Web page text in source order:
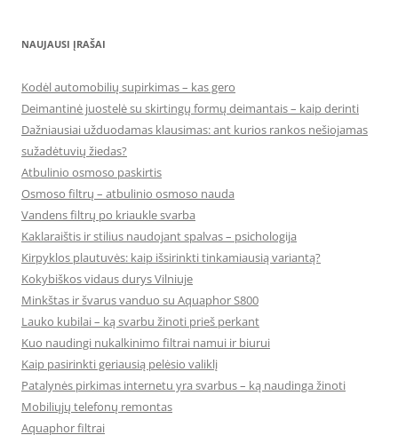
NAUJAUSI ĮRAŠAI
Kodėl automobilių supirkimas – kas gero
Deimantinė juostelė su skirtingų formų deimantais – kaip derinti
Dažniausiai užduodamas klausimas: ant kurios rankos nešiojamas
sužadėtuvių žiedas?
Atbulinio osmoso paskirtis
Osmoso filtrų – atbulinio osmoso nauda
Vandens filtrų po kriaukle svarba
Kaklaraištis ir stilius naudojant spalvas – psichologija
Kirpyklos plautuvės: kaip išsirinkti tinkamiausią variantą?
Kokybiškos vidaus durys Vilniuje
Minkštas ir švarus vanduo su Aquaphor S800
Lauko kubilai – ką svarbu žinoti prieš perkant
Kuo naudingi nukalkinimo filtrai namui ir biurui
Kaip pasirinkti geriausią pelėsio valiklį
Patalynės pirkimas internetu yra svarbus – ką naudinga žinoti
Mobiliųjų telefonų remontas
Aquaphor filtrai